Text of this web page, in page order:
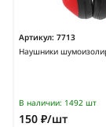
Артикул: 7713
Наушники
В наличии: 1492 шт
150 ₽/шт